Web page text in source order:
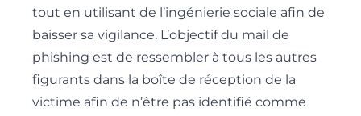
tout en utilisant de l’ingénierie sociale afin de
baisser sa vigilance. L’objectif du mail de
phishing est de ressembler à tous les autres
figurants dans la boîte de réception de la
victime afin de n’être pas identifié comme